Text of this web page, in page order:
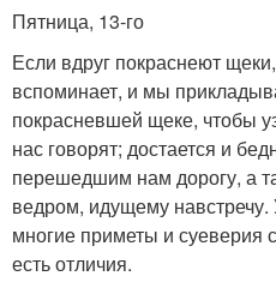
Пятница, 13-го
Если вдруг покраснеют
вспоминает, и мы
покрасневшей щеке, чтобы
нас говорят; достается и
перешедшим нам дорогу, а
ведром, идущему
многие приметы и суеверия
есть отличия.